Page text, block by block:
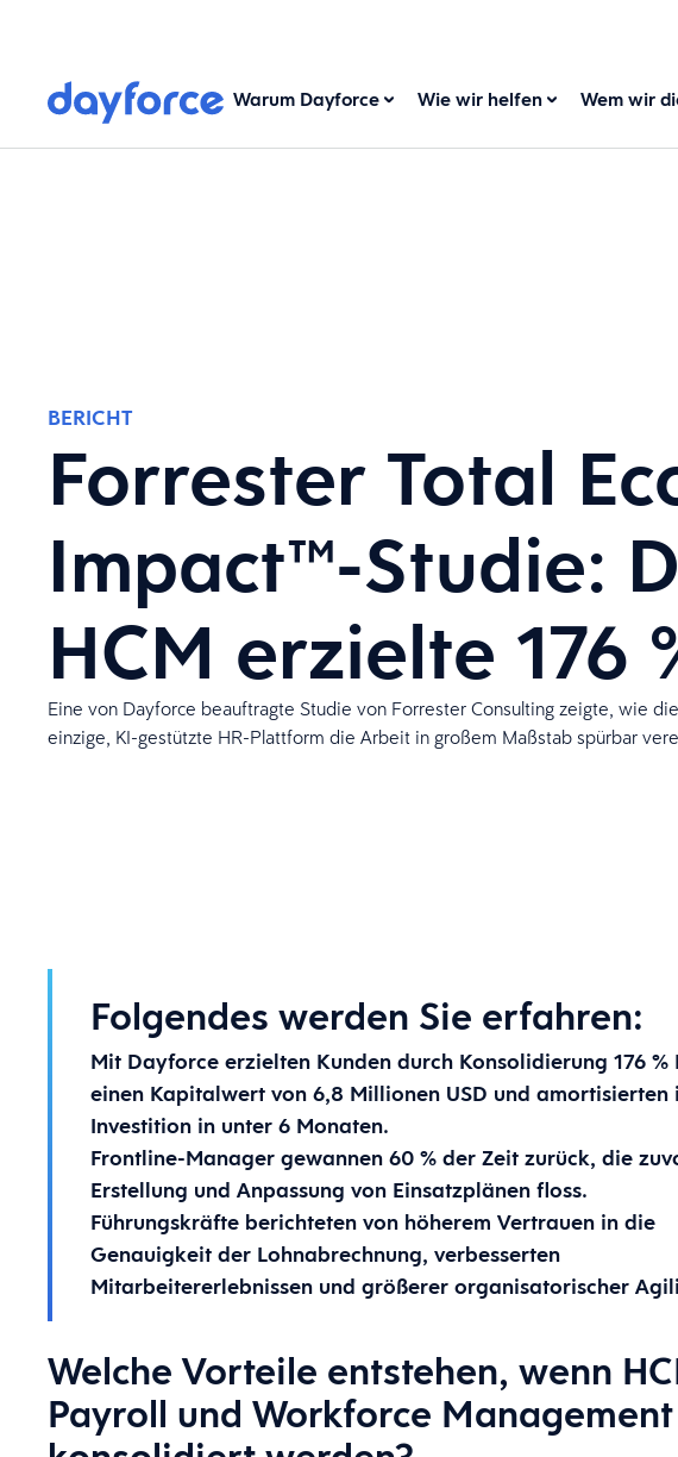
Warum Dayforce Wie wir helfen Wem wir
BERICHT
Forrester Total
Impact™-Studie:
HCM erzielte 176
Eine von Dayforce beauftragte Studie von Forrester Consulting zeigte, wie
einzige, KI-gestützte HR-Plattform die Arbeit in großem Maßstab spürbar
Folgendes werden Sie erfahren:
Mit Dayforce erzielten Kunden durch Konsolidierung 176 %
einen Kapitalwert von 6,8 Millionen USD und amortisierten
Investition in unter 6 Monaten.
Frontline-Manager gewannen 60 % der Zeit zurück, die
Erstellung und Anpassung von Einsatzplänen floss.
Führungskräfte berichteten von höherem Vertrauen in die
Genauigkeit der Lohnabrechnung, verbesserten
Mitarbeitererlebnissen und größerer organisatorischer
Welche Vorteile entstehen, wenn
Payroll und Workforce Management